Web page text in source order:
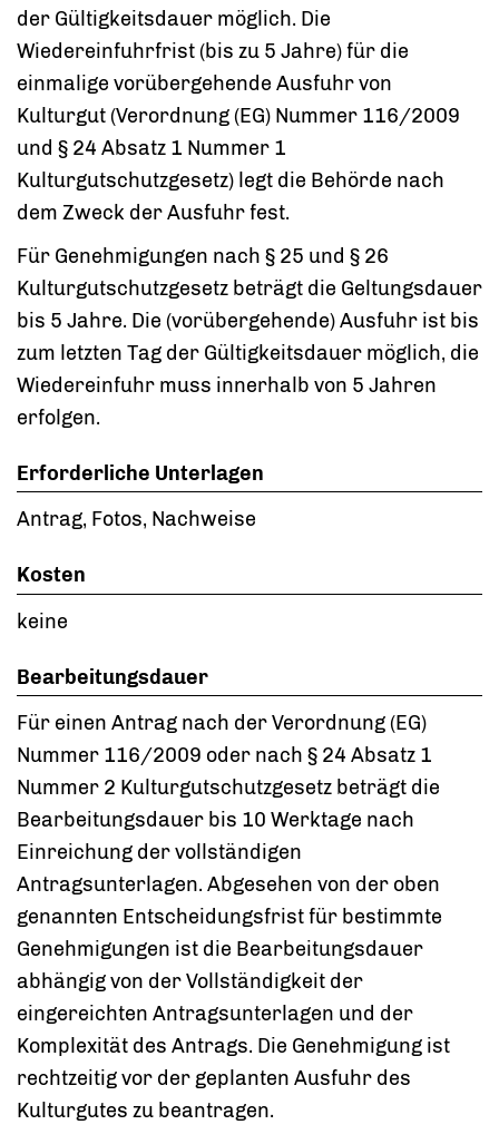
der Gültigkeitsdauer möglich. Die
Wiedereinfuhrfrist (bis zu 5 Jahre) für die
einmalige vorübergehende Ausfuhr von
Kulturgut (Verordnung (EG) Nummer 116/2009
und § 24 Absatz 1 Nummer 1
Kulturgutschutzgesetz) legt die Behörde nach
dem Zweck der Ausfuhr fest.
Für Genehmigungen nach § 25 und § 26
Kulturgutschutzgesetz beträgt die Geltungsdauer
bis 5 Jahre. Die (vorübergehende) Ausfuhr ist bis
zum letzten Tag der Gültigkeitsdauer möglich, die
Wiedereinfuhr muss innerhalb von 5 Jahren
erfolgen.
Erforderliche Unterlagen
Antrag, Fotos, Nachweise
Kosten
keine
Bearbeitungsdauer
Für einen Antrag nach der Verordnung (EG)
Nummer 116/2009 oder nach § 24 Absatz 1
Nummer 2 Kulturgutschutzgesetz beträgt die
Bearbeitungsdauer bis 10 Werktage nach
Einreichung der vollständigen
Antragsunterlagen. Abgesehen von der oben
genannten Entscheidungsfrist für bestimmte
Genehmigungen ist die Bearbeitungsdauer
abhängig von der Vollständigkeit der
eingereichten Antragsunterlagen und der
Komplexität des Antrags. Die Genehmigung ist
rechtzeitig vor der geplanten Ausfuhr des
Kulturgutes zu beantragen.